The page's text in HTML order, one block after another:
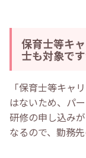
保育士等キ
士も対象で
「保育士等キャ
はないため、パ
研修の申し込み
なるので、勤務